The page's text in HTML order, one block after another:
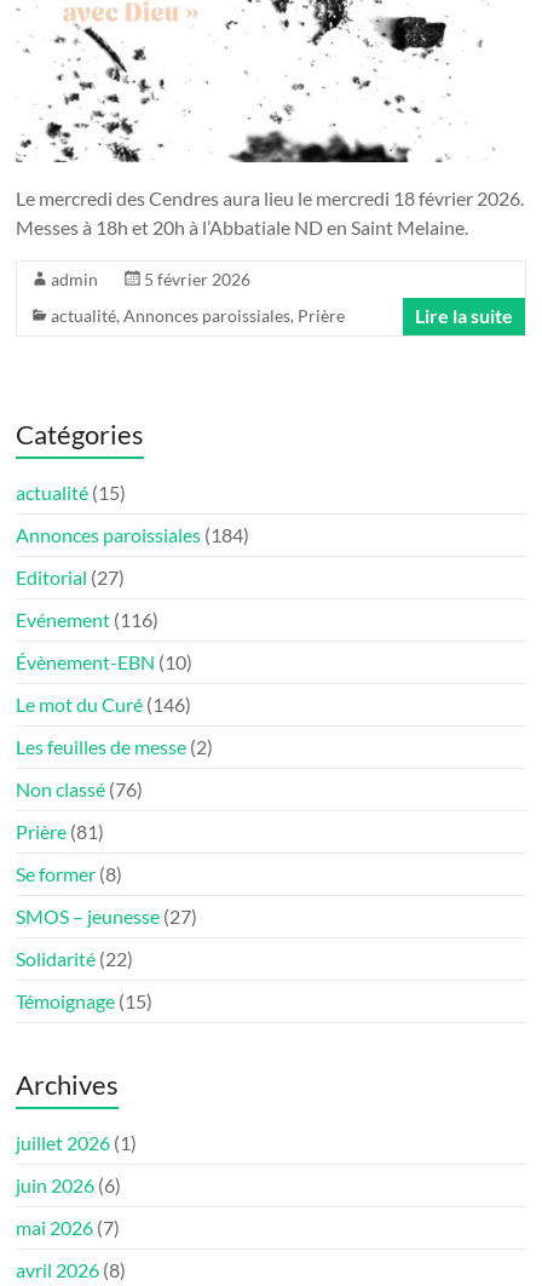
Le mercredi des Cendres aura lieu le mercredi 18 février 2026.
Messes à 18h et 20h à l’Abbatiale ND en Saint Melaine.
admin
5 février 2026
actualité,Annonces paroissiales, Prière Lire la suite
Catégories
actualité (15)
Annonces paroissiales (184)
Editorial (27)
Evénement (116)
Évènement-EBN (10)
Le mot du Curé (146)
Les feuilles de messe (2)
Non classé (76)
Prière (81)
Se former (8)
SMOS – jeunesse (27)
Solidarité (22)
Témoignage (15)
Archives
juillet 2026 (1)
juin 2026 (6)
mai 2026 (7)
avril 2026 (8)